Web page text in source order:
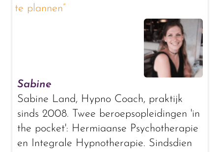
te plannen”
Sabine
Sabine Land, Hypno Coach, praktijk
sinds 2008. Twee beroepsopleidingen 'in
the pocket': Hermiaanse Psychotherapie
en Integrale Hypnotherapie. Sindsdien